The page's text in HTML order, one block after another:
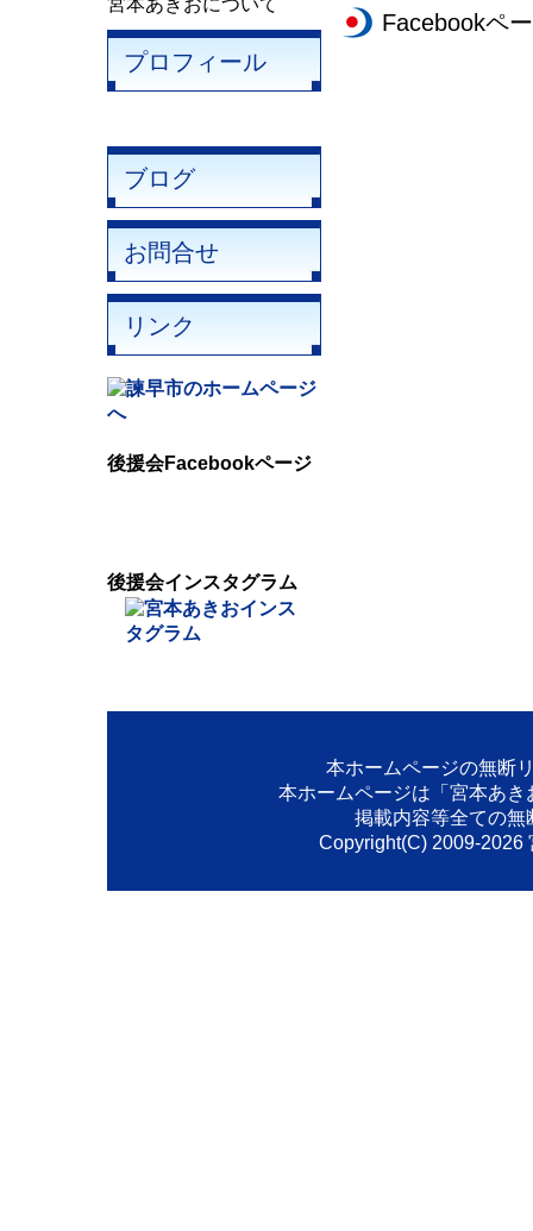
宮本あきおについて
プロフィール
ブログ
お問合せ
リンク
後援会Facebookページ
後援会インスタグラム
Facebookペ
本ホームページの無断
本ホームページは「宮本あ
掲載内容等全ての無
Copyright(C) 2009-2026